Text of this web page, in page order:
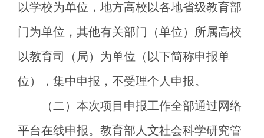
以学校为单位，地方高校以各地省级教育部
门为单位，其他有关部门（单位）所属高校
以教育司（局）为单位（以下简称申报单
位），集中申报，不受理个人申报。
（二）本次项目申报工作全部通过网络
平台在线申报。教育部人文社会科学研究管